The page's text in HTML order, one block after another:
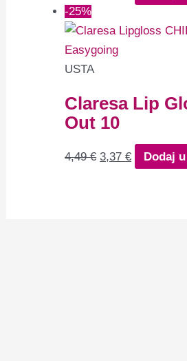
-25%
USTA
Claresa Lip
Out 10
4,49€ 3,37€ Dodaj